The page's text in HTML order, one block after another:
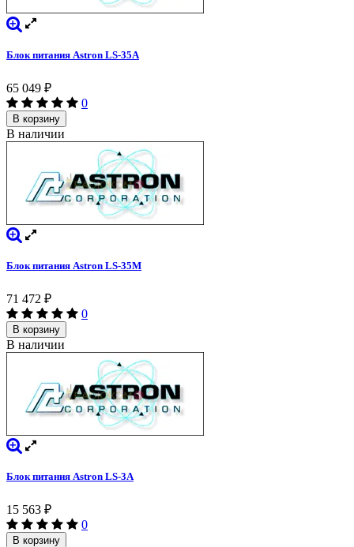
Блок питания Astron LS-35A
65 049 ₽
0
В корзину
В наличии
Блок питания Astron LS-35M
71 472 ₽
0
В корзину
В наличии
Блок питания Astron LS-3A
15 563 ₽
0
В корзину